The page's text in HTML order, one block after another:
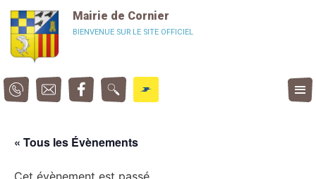
Mairie de Cornier
BIENVENUE SUR LE SITE OFFICIEL
« Tous les Évènements
Panneau de gestion des cookies